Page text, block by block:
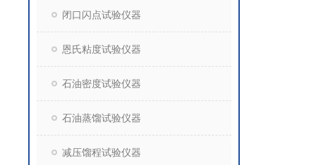
闭口闪点试验仪器
恩氏粘度试验仪器
石油密度试验仪器
石油蒸馏试验仪器
减压馏程试验仪器